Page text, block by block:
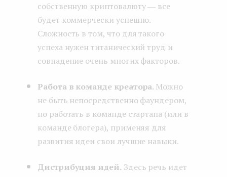
собственную криптовалюту ― все
будет коммерчески успешно.
Сложность в том, что для такого
успеха нужен титанический труд и
совпадение очень многих факторов.
Работа в команде креатора. Можно
не быть непосредственно фаундером,
но работать в команде стартапа (или в
команде блогера), применяя для
развития идеи свои лучшие навыки.
Дистрибуция идей. Здесь речь идет